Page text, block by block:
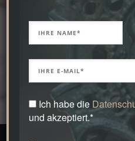
Ich habe die
und akzeptiert.*